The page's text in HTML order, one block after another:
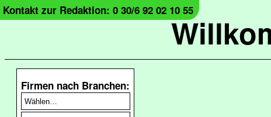
Kontakt zur Redaktion: 0 30/6 92 02 10 55
Firmen nach Branchen: